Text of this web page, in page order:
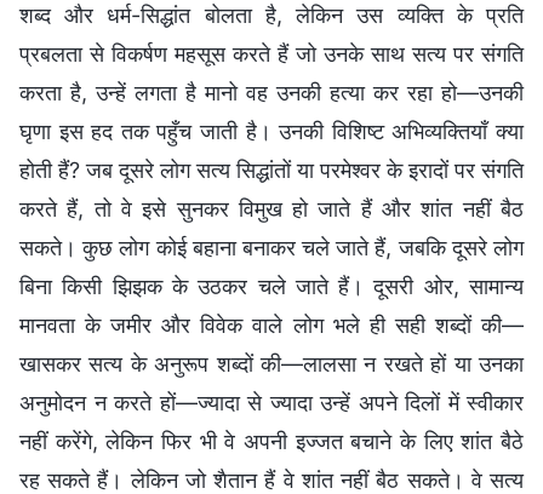
शब्द और धर्म-सिद्धांत बोलता है, लेकिन उस व्यक्ति के प्रति
प्रबलता से विकर्षण महसूस करते हैं जो उनके साथ सत्य पर संगति
करता है, उन्हें लगता है मानो वह उनकी हत्या कर रहा हो—उनकी
घृणा इस हद तक पहुँच जाती है। उनकी विशिष्ट अभिव्यक्तियाँ क्या
होती हैं? जब दूसरे लोग सत्य सिद्धांतों या परमेश्वर के इरादों पर संगति
करते हैं, तो वे इसे सुनकर विमुख हो जाते हैं और शांत नहीं बैठ
सकते। कुछ लोग कोई बहाना बनाकर चले जाते हैं, जबकि दूसरे लोग
बिना किसी झिझक के उठकर चले जाते हैं। दूसरी ओर, सामान्य
मानवता के जमीर और विवेक वाले लोग भले ही सही शब्दों की—
खासकर सत्य के अनुरूप शब्दों की—लालसा न रखते हों या उनका
अनुमोदन न करते हों—ज्यादा से ज्यादा उन्हें अपने दिलों में स्वीकार
नहीं करेंगे, लेकिन फिर भी वे अपनी इज्जत बचाने के लिए शांत बैठे
रह सकते हैं। लेकिन जो शैतान हैं वे शांत नहीं बैठ सकते। वे सत्य